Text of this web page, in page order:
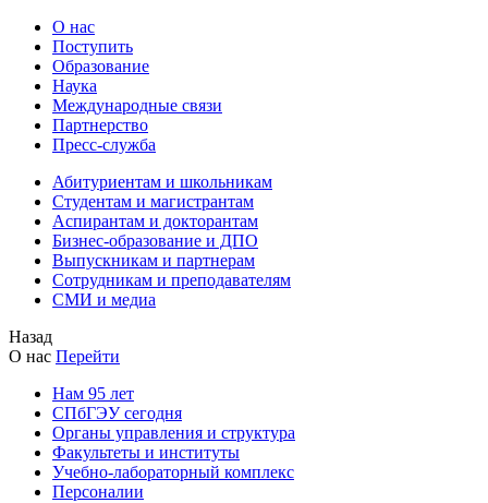
О нас
Поступить
Образование
Наука
Международные связи
Партнерство
Пресс-служба
Абитуриентам и школьникам
Студентам и магистрантам
Аспирантам и докторантам
Бизнес-образование и ДПО
Выпускникам и партнерам
Сотрудникам и преподавателям
СМИ и медиа
Назад
О нас Перейти
Нам 95 лет
СПбГЭУ сегодня
Органы управления и структура
Факультеты и институты
Учебно-лабораторный комплекс
Персоналии